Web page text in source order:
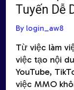
Tuyến Dễ
By login_aw8
Từ việc làm
việc tạo nội
YouTube,
việc MMO